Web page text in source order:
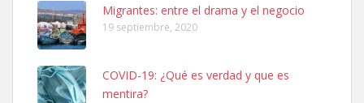
Migrantes: entre el drama y el negocio
19 septiembre, 2020
COVID-19: ¿Qué es verdad y que es
mentira?